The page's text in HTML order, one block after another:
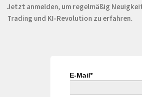
Jetzt anmelden, um regelmäßig
Trading und KI-Revolution zu erfahren.
E-Mail*